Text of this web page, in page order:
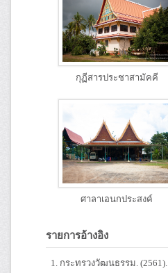
กุฏีสารประชาสามัคคี
ศาลาเอนกประสงค์
รายการอ้างอิง
กระทรวงวัฒนธรรม. (2561).